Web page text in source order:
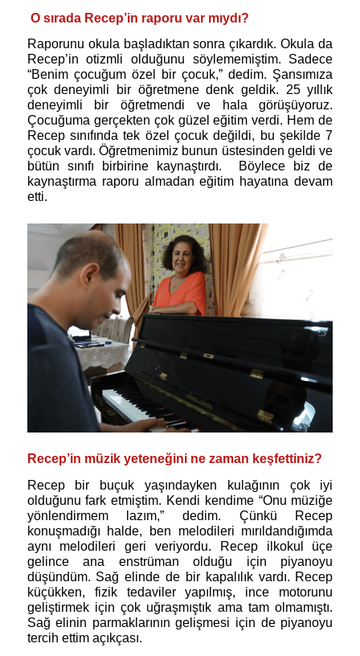
O sırada Recep’in raporu var mıydı?
Raporunu okula başladıktan sonra çıkardık. Okula da
Recep’in otizmli olduğunu söylememiştim. Sadece
“Benim çocuğum özel bir çocuk,” dedim. Şansımıza
çok deneyimli bir öğretmene denk geldik. 25 yıllık
deneyimli bir öğretmendi ve hala görüşüyoruz.
Çocuğuma gerçekten çok güzel eğitim verdi. Hem de
Recep sınıfında tek özel çocuk değildi, bu şekilde 7
çocuk vardı. Öğretmenimiz bunun üstesinden geldi ve
bütün sınıfı birbirine kaynaştırdı.
Böylece biz de
kaynaştırma raporu almadan eğitim hayatına devam
etti.
Recep’in müzik yeteneğini ne zaman keşfettiniz?
Recep bir buçuk yaşındayken kulağının çok iyi
olduğunu fark etmiştim. Kendi kendime “Onu müziğe
yönlendirmem lazım,” dedim. Çünkü Recep
konuşmadığı halde, ben melodileri mırıldandığımda
aynı melodileri geri veriyordu. Recep ilkokul üçe
gelince ana enstrüman olduğu için piyanoyu
düşündüm. Sağ elinde de bir kapalılık vardı. Recep
küçükken, fizik tedaviler yapılmış, ince motorunu
geliştirmek için çok uğraşmıştık ama tam olmamıştı.
Sağ elinin parmaklarının gelişmesi için de piyanoyu
tercih ettim açıkçası.